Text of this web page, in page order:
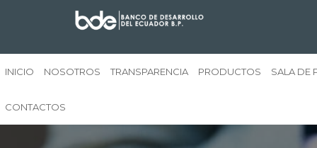
INICIO NOSOTROS TRANSPARENCIA PRODUCTOS SALA DE
CONTACTOS